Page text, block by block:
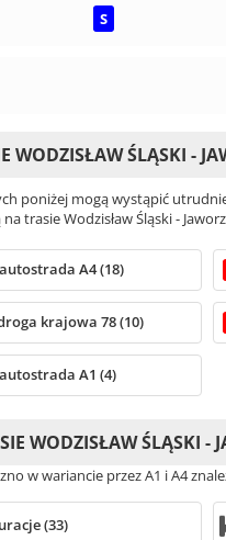
S
WODZISŁAW ŚLĄSKI -
poniżej mogą wystąpić
trasie Wodzisław Śląski -
A4 (18)
krajowa 78 (10)
A1 (4)
WODZISŁAW ŚLĄSKI -
w wariancie przez A1 i A4
(33)